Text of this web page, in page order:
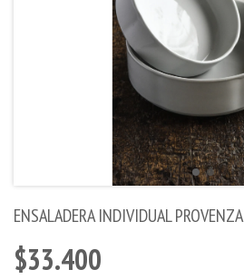
ENSALADERA INDIVIDUAL PROVENZA
$33.400